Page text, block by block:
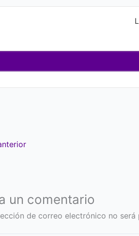
un comentario
de correo electrónico no será